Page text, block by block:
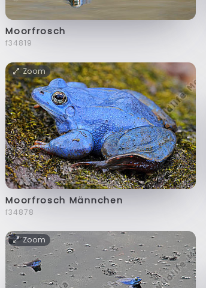
Moorfrosch
f34819
Zoom
Moorfrosch Männchen
f34878
Zoom